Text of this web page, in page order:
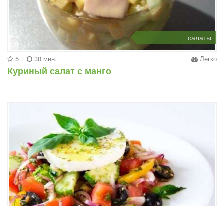
салаты
5 30 мин. Легко
Куриный салат с манго